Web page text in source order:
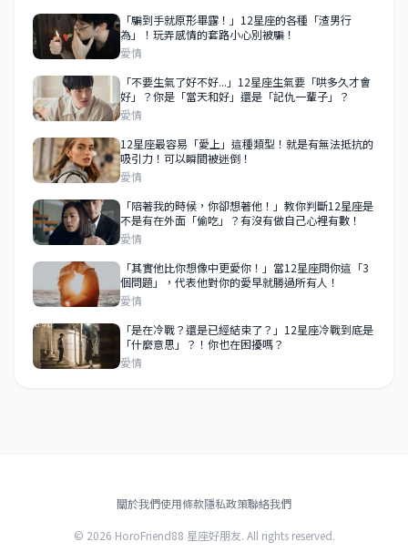
「騙到手就原形畢露！」12星座的各種「渣男行
為」！玩弄感情的套路小心別被騙！
愛情
「不要生氣了好不好...」12星座生氣要「哄多久才會
好」？你是「當天和好」還是「記仇一輩子」？
愛情
12星座最容易「愛上」這種類型！就是有無法抵抗的
吸引力！可以瞬間被迷倒！
愛情
「陪著我的時候，你卻想著他！」教你判斷12星座是
不是有在外面「偷吃」？有沒有做自己心裡有數！
愛情
「其實他比你想像中更愛你！」當12星座問你這「3
個問題」，代表他對你的愛早就勝過所有人！
愛情
「是在冷戰？還是已經結束了？」12星座冷戰到底是
「什麼意思」？！你也在困擾嗎？
愛情
關於我們使用條款隱私政策聯絡我們
© 2026 HoroFriend88 星座好朋友. All rights reserved.